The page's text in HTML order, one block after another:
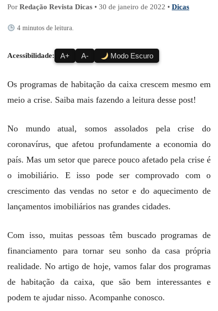
Por Redação Revista Dicas • 30 de janeiro de 2022 • Dicas
4 minutos de leitura.
Acessibilidade: A+ A- Modo Escuro
Os programas de habitação da caixa crescem mesmo em
meio a crise. Saiba mais fazendo a leitura desse post!
No mundo atual, somos assolados pela crise do
coronavírus, que afetou profundamente a economia do
país. Mas um setor que parece pouco afetado pela crise é
o imobiliário. E isso pode ser comprovado com o
crescimento das vendas no setor e do aquecimento de
lançamentos imobiliários nas grandes cidades.
Com isso, muitas pessoas têm buscado programas de
financiamento para tornar seu sonho da casa própria
realidade. No artigo de hoje, vamos falar dos programas
de habitação da caixa, que são bem interessantes e
podem te ajudar nisso. Acompanhe conosco.